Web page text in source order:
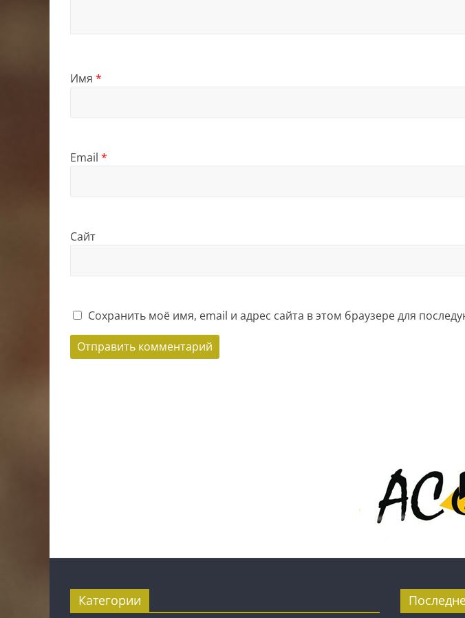
Имя *
Email *
Сайт
Сохранить моё имя, email и адрес сайта в этом браузере для
Категории